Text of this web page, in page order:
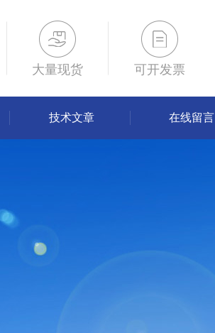
大量现货 可开发票
技术文章 在线留言